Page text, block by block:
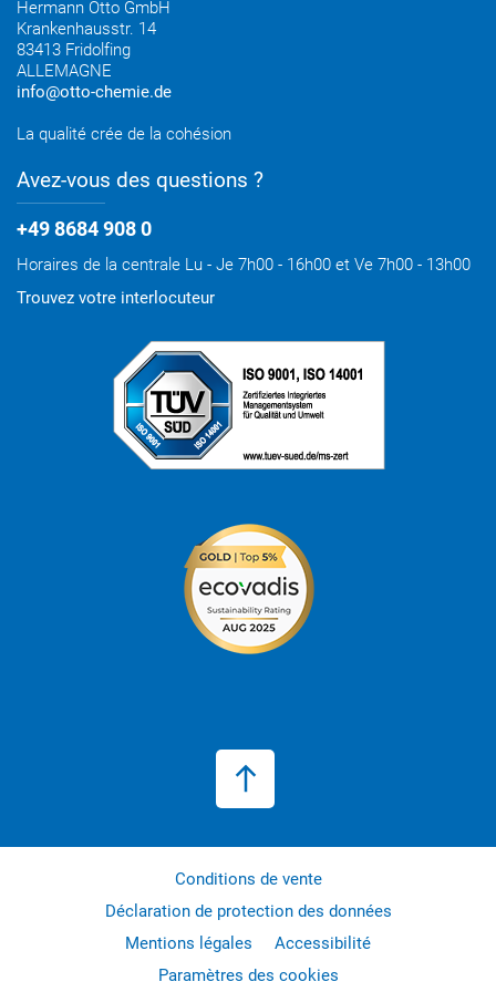
Hermann Otto GmbH
Krankenhausstr. 14
83413 Fridolfing
ALLEMAGNE
info@otto-chemie.de
La qualité crée de la cohésion
Avez-vous des questions ?
+49 8684 908 0
Horaires de la centrale Lu - Je 7h00 - 16h00 et Ve 7h00 - 13h00
Trouvez votre interlocuteur
Conditions de vente
Déclaration de protection des données
Mentions légales
Accessibilité
Paramètres des cookies